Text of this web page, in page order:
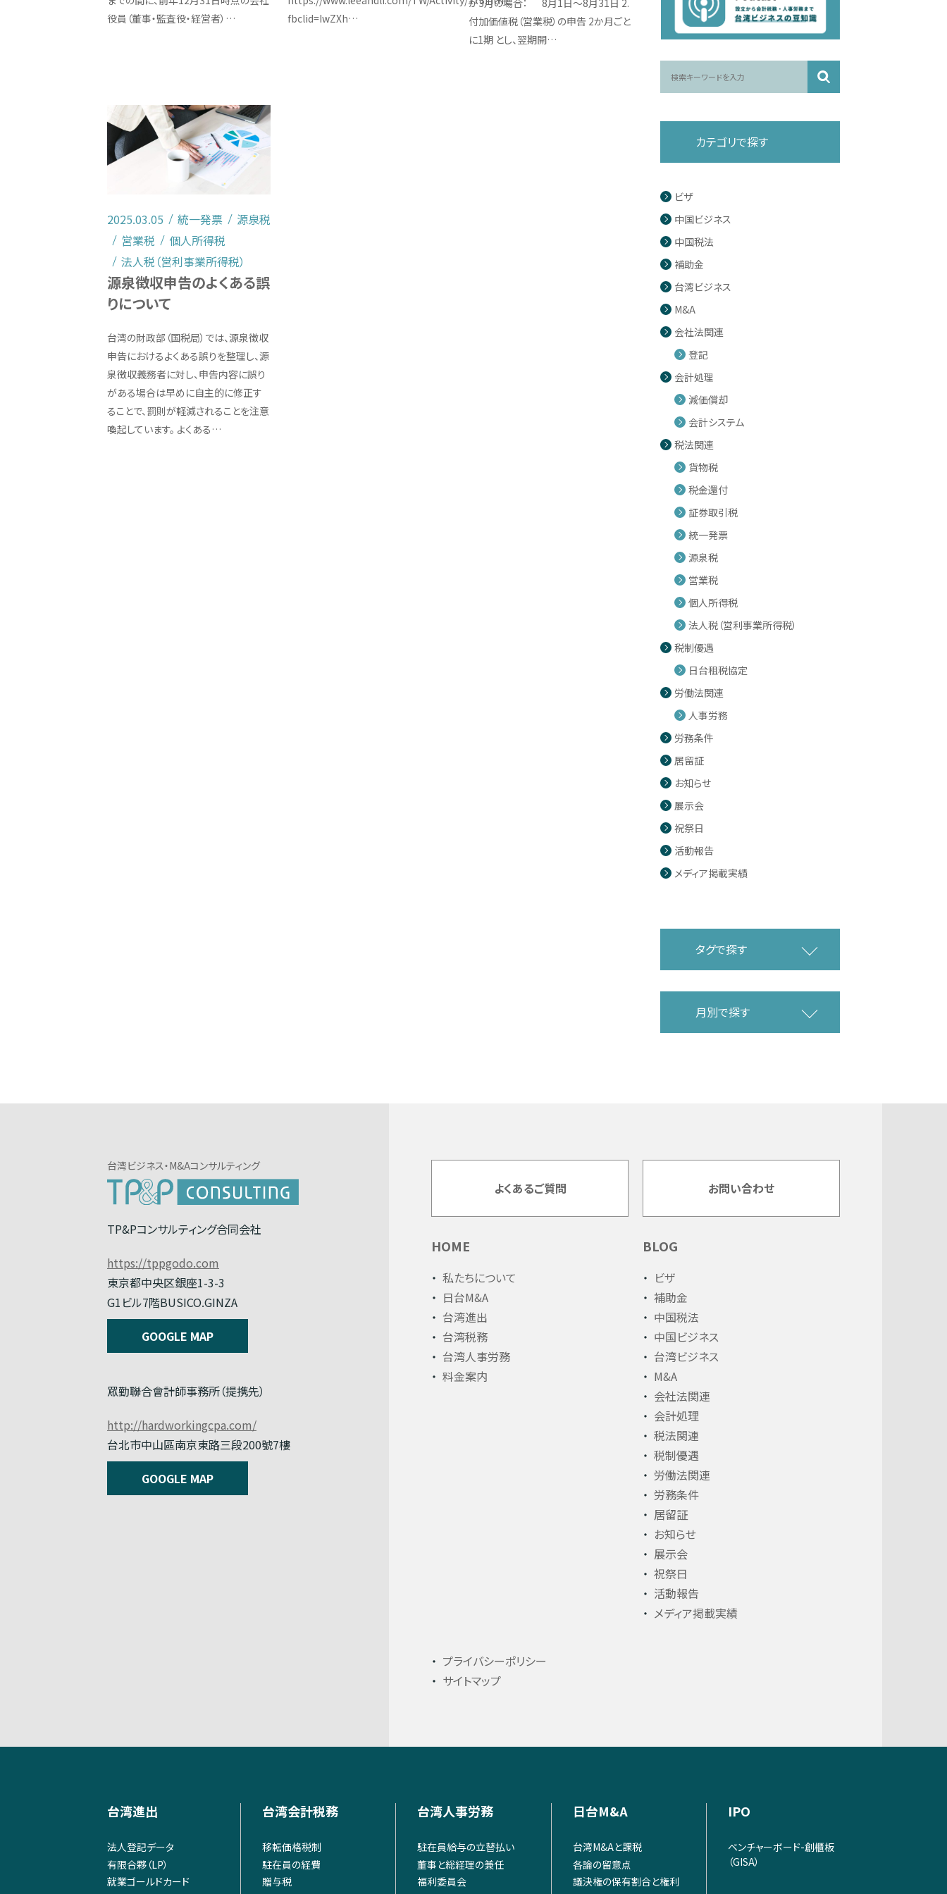
役員（董事・監査役・経営者）…
fbclid=IwZXh…
が3月の場合： 8月1日～8月31日 2.
付加価値税（営業税）の申告 2か月ごと
に1期 とし、翌期開…
2025.03.05 統一発票
源泉税
営業税
個人所得税
法人税（営利事業所得税）
源泉徴収申告のよくある誤
りについて
台湾の財政部（国税局）では、源泉徴収
申告におけるよくある誤りを整理し、源
泉徴収義務者に対し、申告内容に誤り
がある場合は早めに自主的に修正す
ることで、罰則が軽減されることを注意
喚起しています。 よくある…
カテゴリで探す
ビザ
中国ビジネス
中国税法
補助金
台湾ビジネス
M&A
会社法関連
登記
会計処理
減価償却
会計システム
税法関連
貨物税
税金還付
証券取引税
統一発票
源泉税
営業税
個人所得税
法人税（営利事業所得税）
税制優遇
日台租税協定
労働法関連
人事労務
労務条件
居留証
お知らせ
展示会
祝祭日
活動報告
メディア掲載実績
タグで探す
月別で探す
台湾ビジネス・M&Aコンサルティング
TP&Pコンサルティング合同会社
https://tppgodo.com
東京都中央区銀座1-3-3
G1ビル7階BUSICO.GINZA
GOOGLE MAP
眾勤聯合會計師事務所（提携先）
http://hardworkingcpa.com/
台北市中山區南京東路三段200號7樓
GOOGLE MAP
よくあるご質問 お問い合わせ
HOME
私たちについて
日台M&A
台湾進出
台湾税務
台湾人事労務
料金案内
BLOG
ビザ
補助金
中国税法
中国ビジネス
台湾ビジネス
M&A
会社法関連
会計処理
税法関連
税制優遇
労働法関連
労務条件
居留証
お知らせ
展示会
祝祭日
活動報告
メディア掲載実績
プライバシーポリシー
サイトマップ
台湾進出
法人登記データ
有限合夥（LP）
就業ゴールドカード
台湾会計税務
移転価格税制
駐在員の経費
贈与税
台湾人事労務
駐在員給与の立替払い
董事と総経理の兼任
福利委員会
日台M&A
台湾M&Aと課税
各論の留意点
議決権の保有割合と権利
IPO
ベンチャーボード-創櫃板
（GISA）